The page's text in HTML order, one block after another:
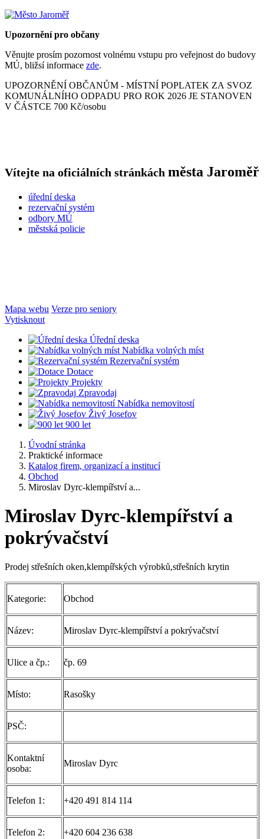
Upozornění pro občany
Věnujte prosím pozornost volnému vstupu pro veřejnost do budovy
MÚ, bližsí informace zde.
UPOZORNĚNÍ OBČANŮM - MÍSTNÍ POPLATEK ZA SVOZ
KOMUNÁLNÍHO ODPADU PRO ROK 2026 JE STANOVEN
V ČÁSTCE 700 Kč/osobu
Vítejte na oficiálních stránkách města Jaroměř
úřední deska
rezervační systém
odbory MÚ
městská policie
Mapa webu Verze pro seniory
Vytisknout
Úřední deska
Nabídka volných míst
Rezervační systém
Dotace
Projekty
Zpravodaj
Nabídka nemovitostí
Živý Josefov
900 let
Úvodní stránka
Praktické informace
Katalog firem, organizací a institucí
Obchod
Miroslav Dyrc-klempířství a...
Miroslav Dyrc-klempířství a
pokrývačství
Prodej střešních oken,klempířských výrobků,střešních krytin
Kategorie: Obchod
Název: Miroslav Dyrc-klempířství a pokrývačství
Ulice a čp.: čp. 69
Místo: Rasošky
PSČ:
Kontaktní
osoba:
Miroslav Dyrc
Telefon 1: +420 491 814 114
Telefon 2: +420 604 236 638